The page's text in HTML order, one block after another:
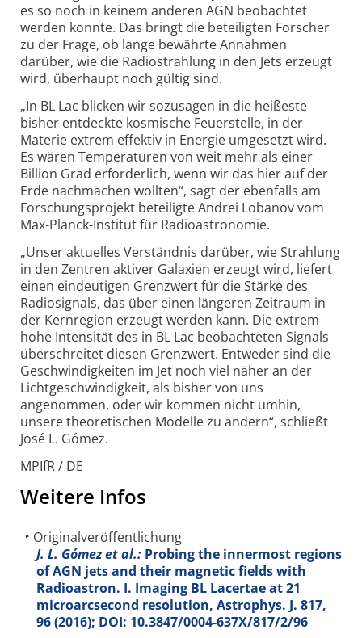
es so noch in keinem anderen AGN beobachtet
werden konnte. Das bringt die beteiligten Forscher
zu der Frage, ob lange bewährte Annahmen
darüber, wie die Radio­strahlung in den Jets erzeugt
wird, überhaupt noch gültig sind.
„In BL Lac blicken wir sozusagen in die heißeste
bisher entdeckte kosmische Feuerstelle, in der
Materie extrem effektiv in Energie umgesetzt wird.
Es wären Temperaturen von weit mehr als einer
Billion Grad erforderlich, wenn wir das hier auf der
Erde nachmachen wollten“, sagt der ebenfalls am
Forschungsprojekt beteiligte Andrei Lobanov vom
Max-Planck-Institut für Radio­astronomie.
„Unser aktuelles Verständnis darüber, wie Strahlung
in den Zentren aktiver Galaxien erzeugt wird, liefert
einen eindeutigen Grenzwert für die Stärke des
Radiosignals, das über einen längeren Zeitraum in
der Kernregion erzeugt werden kann. Die extrem
hohe Intensität des in BL Lac beobachteten Signals
überschreitet diesen Grenzwert. Entweder sind die
Geschwindigkeiten im Jet noch viel näher an der
Licht­geschwindigkeit, als bisher von uns
angenommen, oder wir kommen nicht umhin,
unsere theoretischen Modelle zu ändern“, schließt
José L. Gómez.
MPIfR / DE
Weitere Infos
Originalveröffentlichung
J. L. Gómez et al.: Probing the innermost regions
of AGN jets and their magnetic fields with
Radioastron. I. Imaging BL Lacertae at 21
microarcsecond resolution, Astrophys. J. 817,
96 (2016); DOI: 10.3847/0004-637X/817/2/96